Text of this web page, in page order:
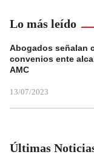
Lo más leído
Abogados señalan
convenios ente
AMC
13/07/2023
Últimas